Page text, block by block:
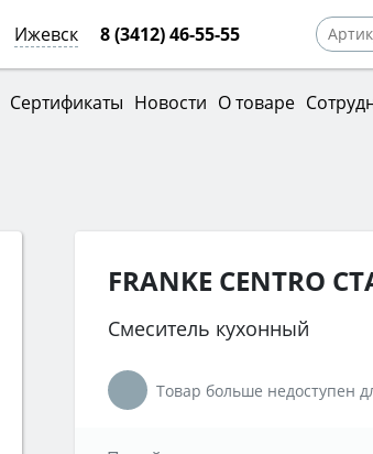
Ижевск 8 (3412) 46-55-55
Сертификаты Новости О товаре
FRANKE CENTRO
Смеситель кухонный
Товар больше недоступен